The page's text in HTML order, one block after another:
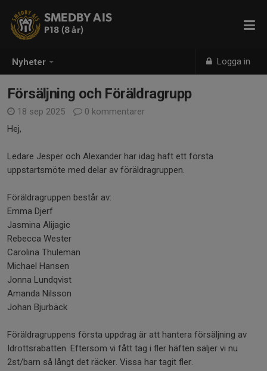
Nyheter Logga in
SMEDBY AIS
P18 (8 år)
Försäljning och Föräldragrupp
18 sep 2025
0 kommentarer
Hej,
Ledare Jesper och Alexander har idag haft ett första
uppstartsmöte med delar av föräldragruppen.
Föräldragruppen består av:
Emma Djerf
Jasmina Alijagic
Rebecca Wester
Carolina Thuleman
Michael Hansen
Jonna Lundqvist
Amanda Nilsson
Johan Bjurbäck
Föräldragruppens första uppdrag är att hantera försäljning av
Idrottsrabatten. Eftersom vi fått tag i fler häften säljer vi nu
2st/barn så långt det räcker. Vissa har tagit fler.